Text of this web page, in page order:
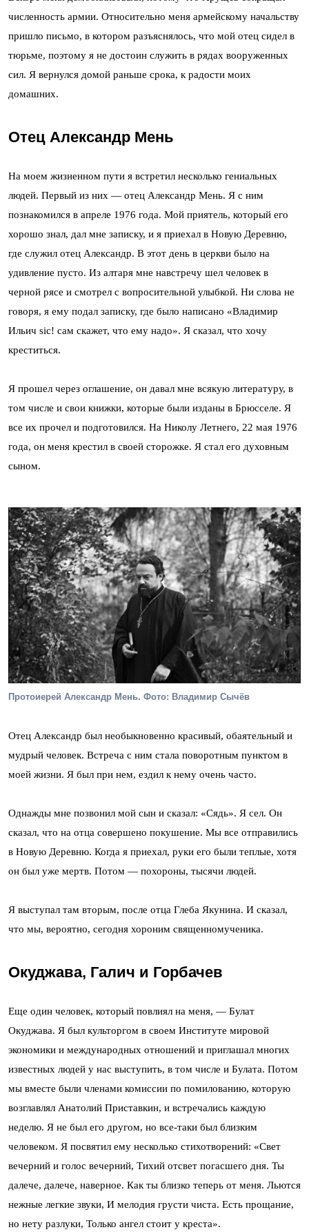
численность армии. Относительно меня армейскому начальству
пришло письмо, в котором разъяснялось, что мой отец сидел в
тюрьме, поэтому я не достоин служить в рядах вооруженных
сил. Я вернулся домой раньше срока, к радости моих
домашних.
Отец Александр Мень
На моем жизненном пути я встретил несколько гениальных
людей. Первый из них — отец Александр Мень. Я с ним
познакомился в апреле 1976 года. Мой приятель, который его
хорошо знал, дал мне записку, и я приехал в Новую Деревню,
где служил отец Александр. В этот день в церкви было на
удивление пусто. Из алтаря мне навстречу шел человек в
черной рясе и смотрел с вопросительной улыбкой. Ни слова не
говоря, я ему подал записку, где было написано «Владимир
Ильич sic! сам скажет, что ему надо». Я сказал, что хочу
креститься.
Я прошел через оглашение, он давал мне всякую литературу, в
том числе и свои книжки, которые были изданы в Брюсселе. Я
все их прочел и подготовился. На Николу Летнего, 22 мая 1976
года, он меня крестил в своей сторожке. Я стал его духовным
сыном.
Протоиерей Александр Мень. Фото: Владимир Сычёв
Отец Александр был необыкновенно красивый, обаятельный и
мудрый человек. Встреча с ним стала поворотным пунктом в
моей жизни. Я был при нем, ездил к нему очень часто.
Однажды мне позвонил мой сын и сказал: «Сядь». Я сел. Он
сказал, что на отца совершено покушение. Мы все отправились
в Новую Деревню. Когда я приехал, руки его были теплые, хотя
он был уже мертв. Потом — похороны, тысячи людей.
Я выступал там вторым, после отца Глеба Якунина. И сказал,
что мы, вероятно, сегодня хороним священномученика.
Окуджава, Галич и Горбачев
Еще один человек, который повлиял на меня, — Булат
Окуджава. Я был культоргом в своем Институте мировой
экономики и международных отношений и приглашал многих
известных людей у нас выступить, в том числе и Булата. Потом
мы вместе были членами комиссии по помилованию, которую
возглавлял Анатолий Приставкин, и встречались каждую
неделю. Я не был его другом, но все-таки был близким
человеком. Я посвятил ему несколько стихотворений: «Свет
вечерний и голос вечерний, Тихий отсвет погасшего дня. Ты
далече, далече, наверное. Как ты близко теперь от меня. Льются
нежные легкие звуки, И мелодия грусти чиста. Есть прощание,
но нету разлуки, Только ангел стоит у креста».